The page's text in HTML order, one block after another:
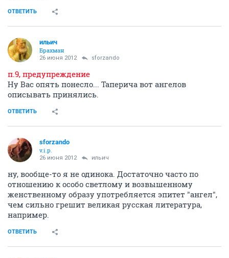
ОТВЕТИТЬ
ильич
Брахман
26 июня 2012 sforzando
п.9, предупреждение
Ну Вас опять понесло... Таперича вот ангелов
описывать принялись.
ОТВЕТИТЬ
sforzando
v.i.p.
26 июня 2012 ильич
ну, вообще-то я не одинока. Достаточно часто по
отношению к особо светлому и возвышенному
женственному образу употребляется эпитет "ангел",
чем сильно грешит великая русская литература,
например.
ОТВЕТИТЬ